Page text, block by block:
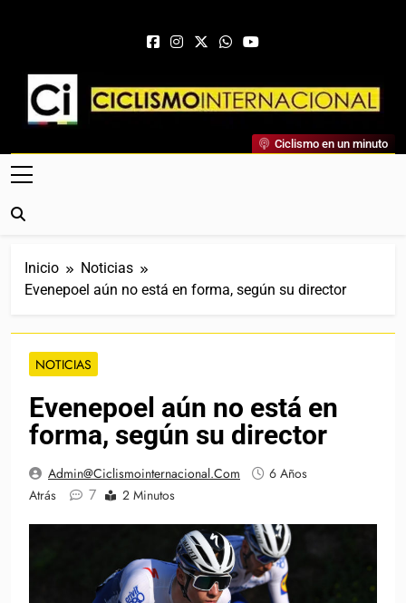
Ciclismo Internacional
Web Dedicada Al Ciclismo Mundial. Entrevistas, Análisis,
Crónicas, Previas Y Más. La Web Ciclista De Referencia.
Ciclismo en un minuto
Inicio
Noticias
Evenepoel aún no está en forma, según su director
NOTICIAS
Evenepoel aún no está en
forma, según su director
Admin@ciclismointernacional.com
6 Años
Atrás
7 2 Minutos